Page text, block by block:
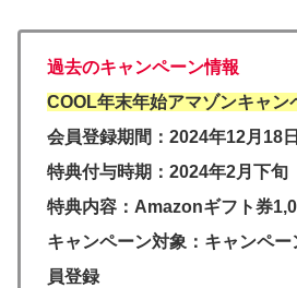
過去のキャンペーン情報
COOL年末年始アマゾンキャン
会員登録期間：2024年12月18
特典付与時期：2024年2月下旬
特典内容：Amazonギフト券
キャンペーン対象：キャンペ
員登録